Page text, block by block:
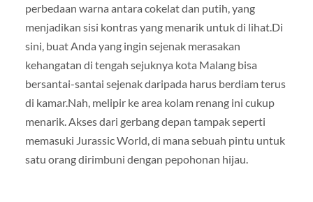
perbedaan warna antara cokelat dan putih, yang
menjadikan sisi kontras yang menarik untuk di lihat.Di
sini, buat Anda yang ingin sejenak merasakan
kehangatan di tengah sejuknya kota Malang bisa
bersantai-santai sejenak daripada harus berdiam terus
di kamar.Nah, melipir ke area kolam renang ini cukup
menarik. Akses dari gerbang depan tampak seperti
memasuki Jurassic World, di mana sebuah pintu untuk
satu orang dirimbuni dengan pepohonan hijau.